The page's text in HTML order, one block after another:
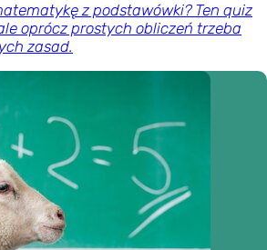
z podstawówki? Ten quiz
oprócz prostych obliczeń trzeba
zasad.